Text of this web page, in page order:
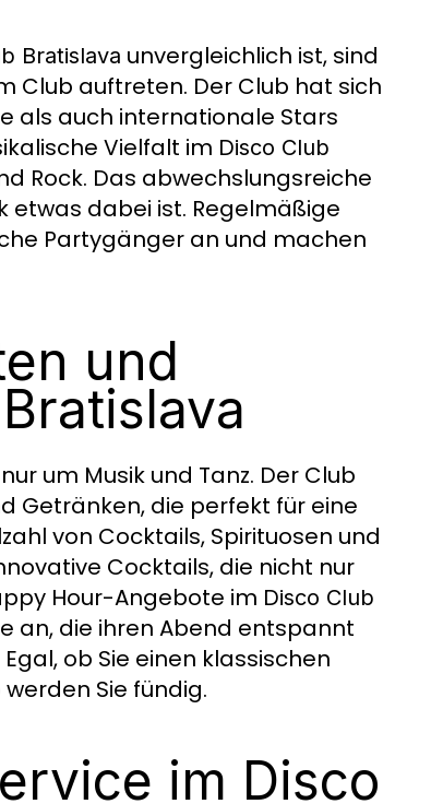
Bratislava unvergleichlich ist, sind
Club auftreten. Der Club hat sich
als auch internationale Stars
Vielfalt im Disco Club
Rock. Das abwechslungsreiche
dabei ist. Regelmäßige
Partygänger an und machen
und
um Musik und Tanz. Der Club
Getränken, die perfekt für eine
von Cocktails, Spirituosen und
Cocktails, die nicht nur
Hour-Angebote im Disco Club
an, die ihren Abend entspannt
ob Sie einen klassischen
Sie fündig.
im Disco